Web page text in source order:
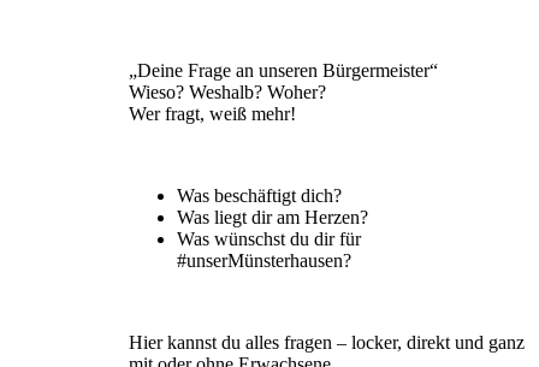
„Deine Frage an unseren Bürgermeister“
Wieso? Weshalb? Woher?
Wer fragt, weiß mehr!
Was beschäftigt dich?
Was liegt dir am Herzen?
Was wünschst du dir für
#unserMünsterhausen?
Hier kannst du alles fragen – locker, direkt und ganz